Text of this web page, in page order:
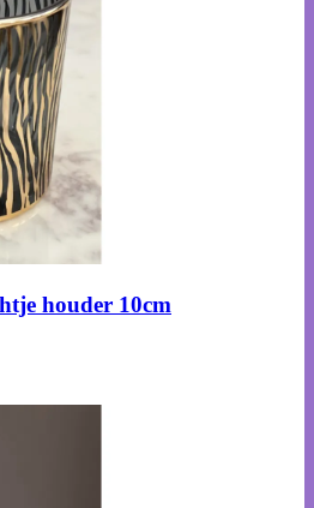
houder 10cm